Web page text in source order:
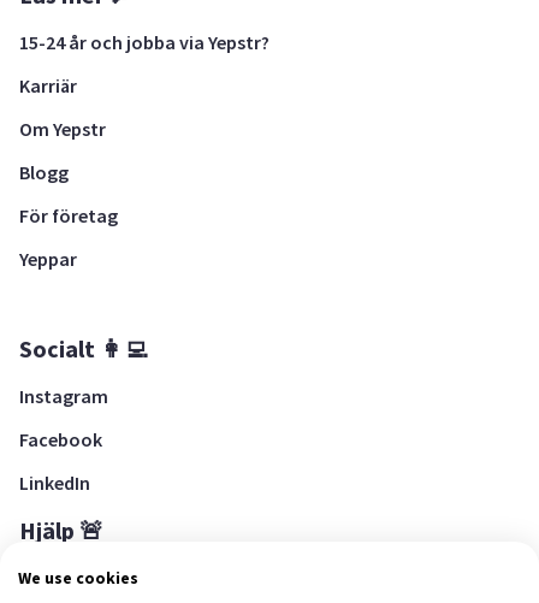
15-24 år och jobba via Yepstr?
Karriär
Om Yepstr
Blogg
För företag
Yeppar
Socialt 👩‍💻
Instagram
Facebook
LinkedIn
Hjälp 🚨
Hjälpcenter
We use cookies